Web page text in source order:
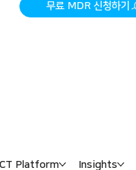
무료 MDR 신청하기
Platform Insights